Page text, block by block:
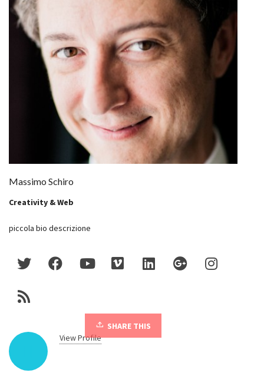
Massimo Schiro
Creativity & Web
piccola bio descrizione
SHARE THIS
View Profile